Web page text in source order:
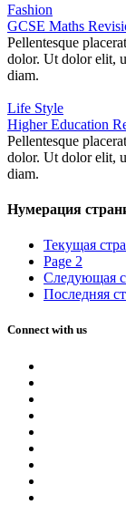
Fashion
GCSE Maths
Pellentesque
dolor. Ut dolor elit,
diam.
Life Style
Higher Education
Pellentesque
dolor. Ut dolor elit,
diam.
Нумерация
Текущая
Page 2
Следующая
Последняя
Connect with us